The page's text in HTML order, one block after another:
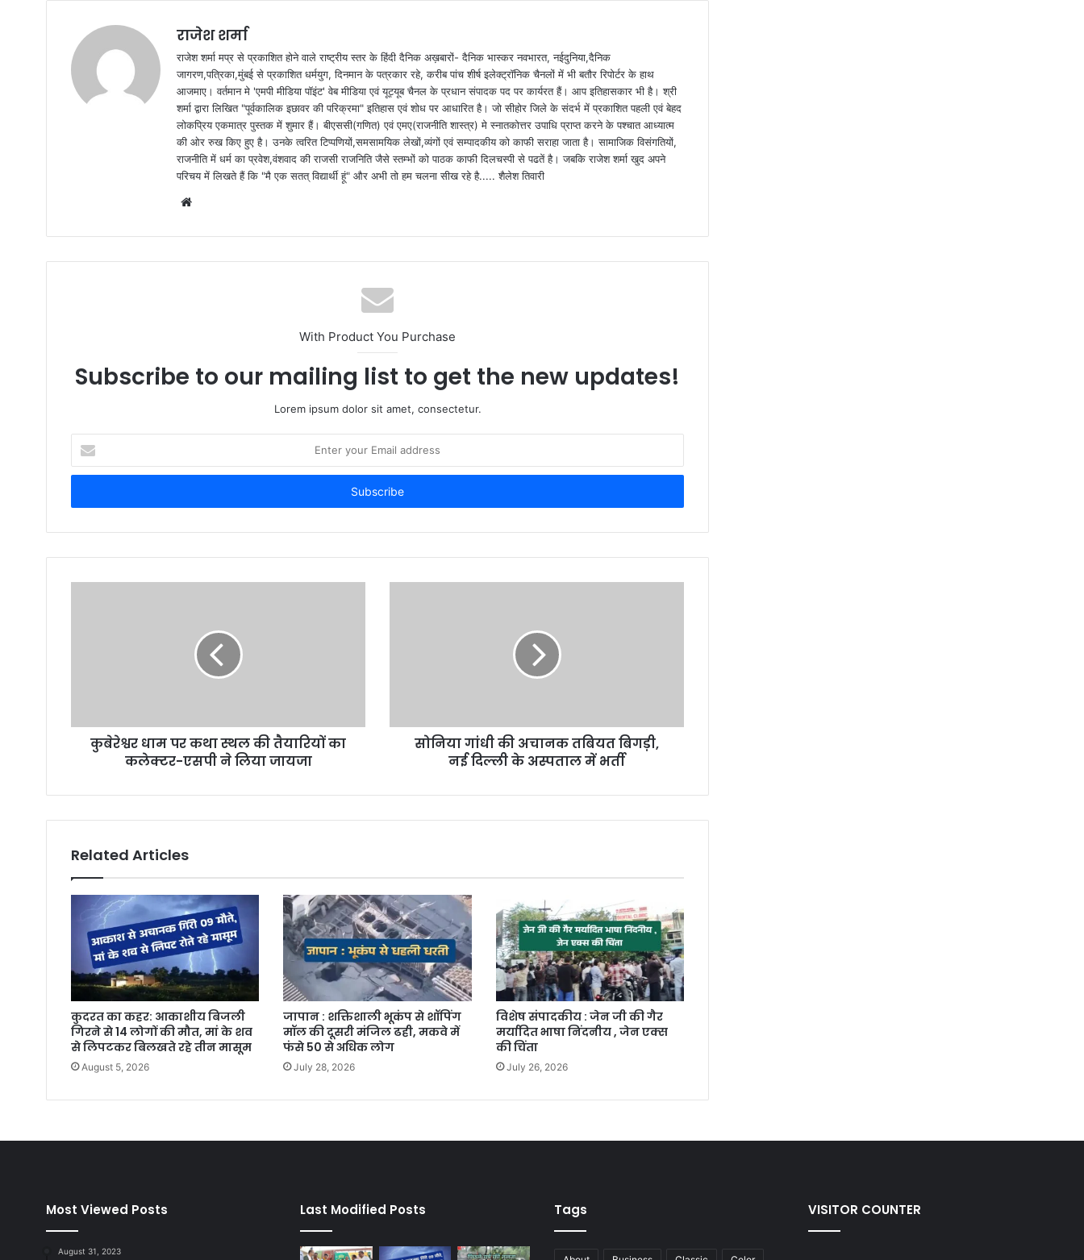
राजेश शर्मा
राजेश शर्मा मप्र से प्रकाशित होने वाले राष्ट्रीय स्तर के हिंदी दैनिक अख़बारों- दैनिक भास्कर नवभारत, नईदुनिया,दैनिक
जागरण,पत्रिका,मुंबई से प्रकाशित धर्मयुग, दिनमान के पत्रकार रहे, करीब पांच शीर्ष इलेक्ट्रॉनिक चैनलों में भी बतौर रिपोर्टर के हाथ
आजमाए। वर्तमान मे 'एमपी मीडिया पॉइंट' वेब मीडिया एवं यूट्यूब चैनल के प्रधान संपादक पद पर कार्यरत हैं। आप इतिहासकार भी है। श्री
शर्मा द्वारा लिखित "पूर्वकालिक इछावर की परिक्रमा" इतिहास एवं शोध पर आधारित है। जो सीहोर जिले के संदर्भ में प्रकाशित पहली एवं बेहद
लोकप्रिय एकमात्र पुस्तक में शुमार हैं। बीएससी(गणित) एवं एमए(राजनीति शास्त्र) मे स्नातकोत्तर उपाधि प्राप्त करने के पश्चात आध्यात्म
की ओर रुख किए हुए है। उनके त्वरित टिप्पणियों,समसामयिक लेखों,व्यंगों एवं सम्पादकीय को काफी सराहा जाता है। सामाजिक विसंगतियों,
राजनीति में धर्म का प्रवेश,वंशवाद की राजसी राजनिति जैसे स्तम्भों को पाठक काफी दिलचस्पी से पढतें है। जबकि राजेश शर्मा खुद अपने
परिचय में लिखते हैं कि "मै एक सतत् विद्यार्थी हूं" और अभी तो हम चलना सीख रहे है..... शैलेश तिवारी
b
s
With Product You Purchase
Subscribe to our mailing list to get the new updates!
Lorem ipsum dolor sit amet, consectetur.
t
r
u
r
कुबेरेश्वर धाम पर कथा स्थल की तैयारियों का
कलेक्टर-एसपी ने लिया जायजा
सोनिया गांधी की अचानक तबियत बिगड़ी,
नई दिल्ली के अस्पताल में भर्ती
Related Articles
कुदरत का कहर: आकाशीय बिजली
गिरने से 14 लोगों की मौत, मां के शव
से लिपटकर बिलखते रहे तीन मासूम
August 5, 2026
जापान : शक्तिशाली भूकंप से शॉपिंग
मॉल की दूसरी मंजिल ढही, मकवे में
फंसे 50 से अधिक लोग
July 28, 2026
विशेष संपादकीय : जेन जी की गैर
मर्यादित भाषा निंदनीय , जेन एक्स
की चिंता
July 26, 2026
Most Viewed Posts
August 31, 2023
Last Modified Posts Tags VISITOR COUNTER